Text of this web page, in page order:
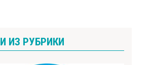
ИЗ РУБРИКИ